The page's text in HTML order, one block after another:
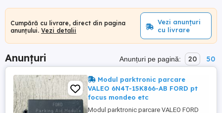
Cumpără cu livrare, direct din pagina
anunțului. Vezi detalii
Vezi anunțuri
cu livrare
Anunțuri Anunțuri pe pagină: 20 50
Modul parktronic parcare
VALEO 6N4T-15K866-AB FORD pt
focus mondeo etc
Modul parktronic parcare VALEO FORD